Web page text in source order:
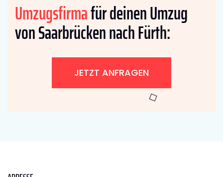
Umzugsfirmafür deinen Umzug
von Saarbrücken nach Fürth:
JETZT ANFRAGEN